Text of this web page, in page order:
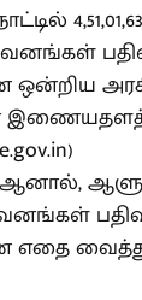
ஆனால்,
வைத்து